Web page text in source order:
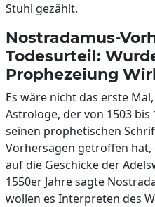
Stuhl gezählt.
Nostradamus-
Todesurteil:
Prophezeiung
Es wäre nicht das erste
Astrologe, der von 1503
seinen prophetischen
Vorhersagen getroffen
auf die Geschicke der
1550er Jahre sagte
wollen es Interpreten des